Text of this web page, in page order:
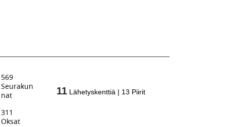
569
Seurakun
nat
311
Oksat
11 Lähetyskenttiä | 13 Piirit